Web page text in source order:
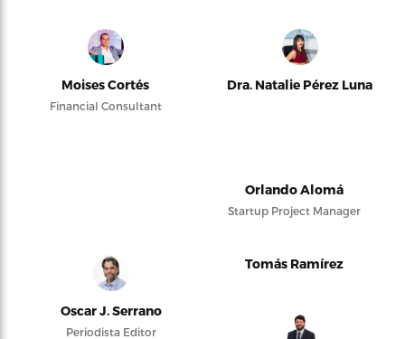
Moises Cortés
Financial Consultant
Dra. Natalie Pérez Luna
Orlando Alomá
Startup Project Manager
Oscar J. Serrano
Periodista Editor
Tomás Ramírez